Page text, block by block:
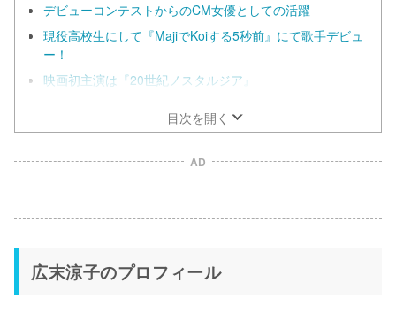
デビューコンテストからのCM女優としての活躍
現役高校生にして『MajiでKoiする5秒前』にて歌手デビュ
ー！
映画初主演は『20世紀ノスタルジア』
目次を開く
AD
広末涼子のプロフィール